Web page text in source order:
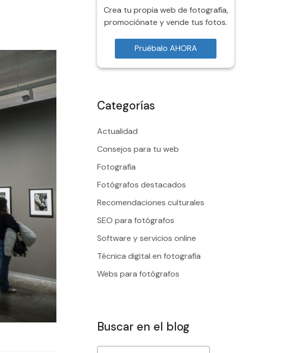
Crea tu propia web de fotografía,
promociónate y vende tus fotos.
Pruébalo AHORA
Categorías
Actualidad
Consejos para tu web
Fotografía
Fotógrafos destacados
Recomendaciones culturales
SEO para fotógrafos
Software y servicios online
Técnica digital en fotografía
Webs para fotógrafos
Buscar en el blog